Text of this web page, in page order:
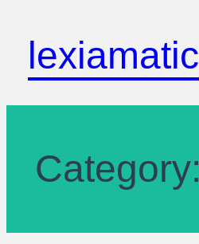
content
lexiamatic
Category: